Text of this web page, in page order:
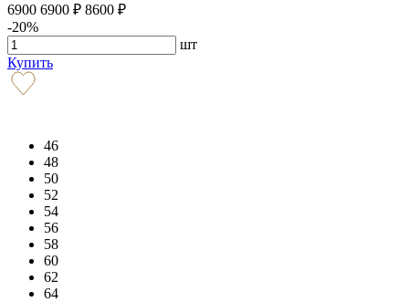
6900 6900 ₽ 8600 ₽
-20%
шт
Купить
46
48
50
52
54
56
58
60
62
64